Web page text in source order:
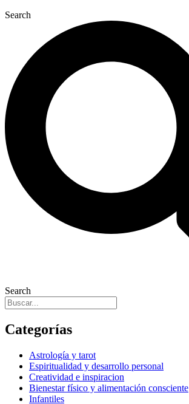
Search
Search
Categorías
Astrología y tarot
Espiritualidad y desarrollo personal
Creatividad e inspiracion
Bienestar físico y alimentación consciente
Infantiles